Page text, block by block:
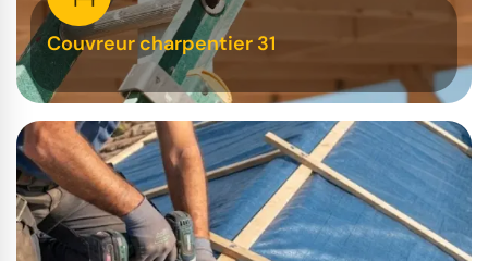
Couvreur charpentier 31